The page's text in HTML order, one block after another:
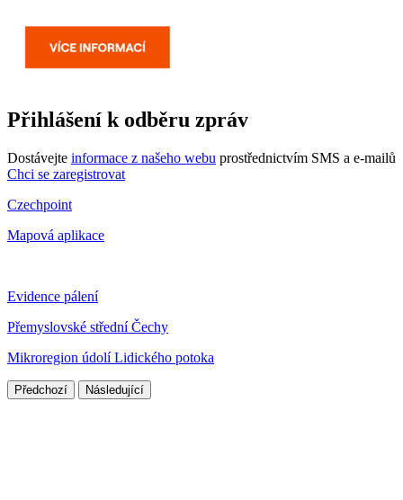
Přihlášení k odběru zpráv
Dostávejte informace z našeho webu prostřednictvím SMS a e-mailů
Chci se zaregistrovat
Czechpoint
Mapová aplikace
Evidence pálení
Přemyslovské střední Čechy
Mikroregion údolí Lidického potoka
Předchozí Následující